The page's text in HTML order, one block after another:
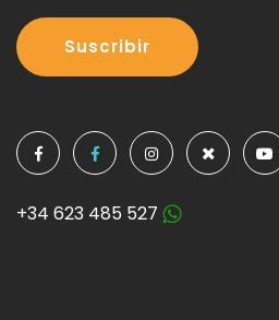
Suscribir
+34 623 485 527